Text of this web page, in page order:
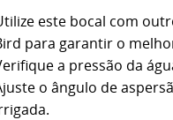
este bocal com
para garantir o
a pressão da
o ângulo de